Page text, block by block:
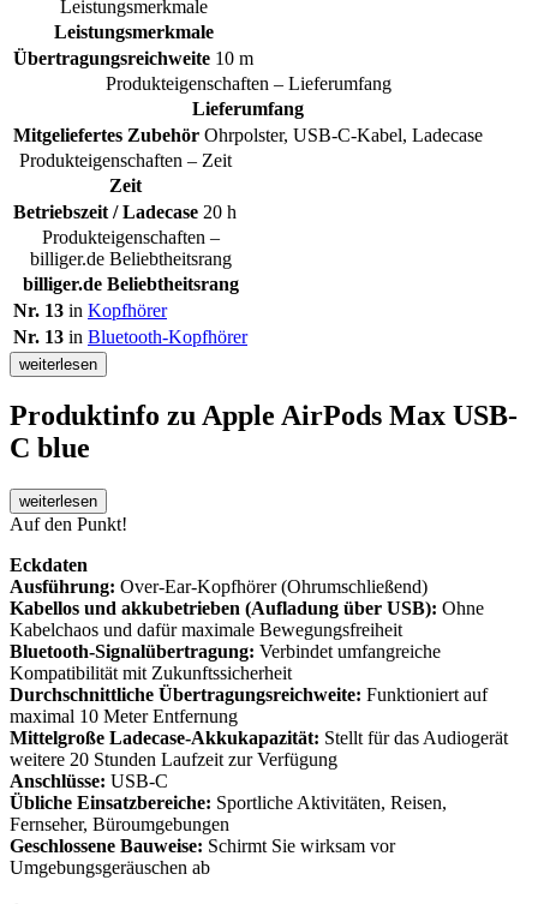
Leistungsmerkmale
Leistungsmerkmale
Übertragungsreichweite 10 m
Produkteigenschaften – Lieferumfang
Lieferumfang
Mitgeliefertes Zubehör Ohrpolster, USB-C-Kabel, Ladecase
Produkteigenschaften – Zeit
Zeit
Betriebszeit / Ladecase 20 h
Produkteigenschaften –
billiger.de Beliebtheitsrang
billiger.de Beliebtheitsrang
Nr. 13 in Kopfhörer
Nr. 13 in Bluetooth-Kopfhörer
weiterlesen
Produktinfo zu Apple AirPods Max USB-
C blue
weiterlesen
Auf den Punkt!
Eckdaten
Ausführung: Over-Ear-Kopfhörer (Ohrumschließend)
Kabellos und akkubetrieben (Aufladung über USB): Ohne
Kabelchaos und dafür maximale Bewegungsfreiheit
Bluetooth-Signalübertragung: Verbindet umfangreiche
Kompatibilität mit Zukunftssicherheit
Durchschnittliche Übertragungsreichweite: Funktioniert auf
maximal 10 Meter Entfernung
Mittelgroße Ladecase-Akkukapazität: Stellt für das Audiogerät
weitere 20 Stunden Laufzeit zur Verfügung
Anschlüsse: USB-C
Übliche Einsatzbereiche: Sportliche Aktivitäten, Reisen,
Fernseher, Büroumgebungen
Geschlossene Bauweise: Schirmt Sie wirksam vor
Umgebungsgeräuschen ab